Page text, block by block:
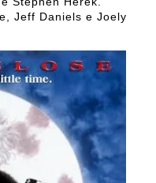
Jeff Daniels e Joely